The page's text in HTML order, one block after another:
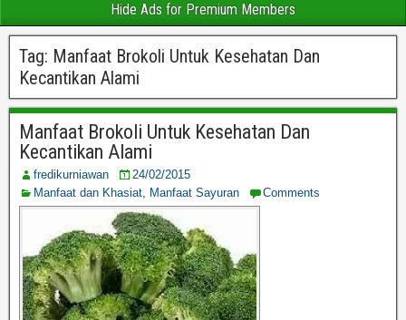
Hide Ads for Premium Members
Tag: Manfaat Brokoli Untuk Kesehatan Dan
Kecantikan Alami
Manfaat Brokoli Untuk Kesehatan Dan
Kecantikan Alami
fredikurniawan
24/02/2015
Manfaat dan Khasiat, Manfaat Sayuran Comments